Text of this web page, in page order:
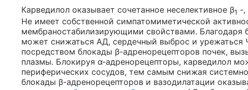
Карведилол оказывает сочетанное неселективное β1 -,
Не имеет собственной симпатомиметической
мембраностабилизирующими свойствами. Благодаря
может снижаться АД, сердечный выброс и урежаться
посредством блокады β-адренорецепторов почек,
плазмы. Блокируя α-адренорецепторы, карведилол
периферических сосудов, тем самым снижая
блокады β-адренорецепторов и вазодилатации